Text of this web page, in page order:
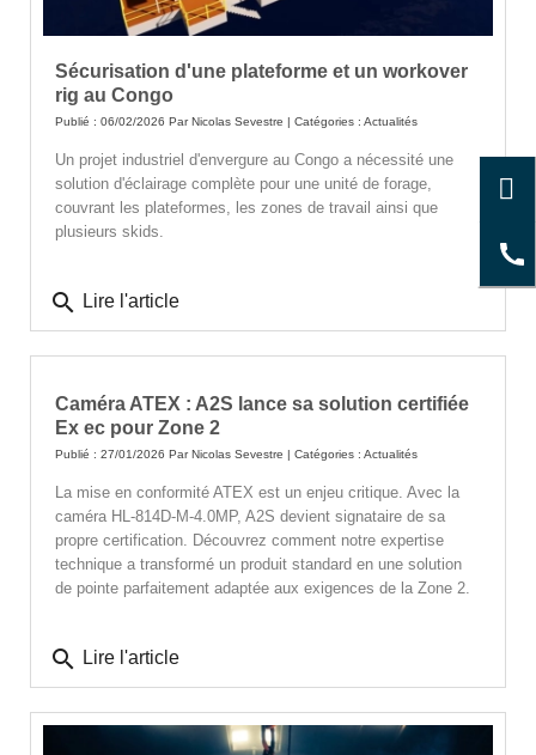
Sécurisation d'une plateforme et un workover
rig au Congo
Publié : 06/02/2026 ParNicolas Sevestre | Catégories : Actualités
Un projet industriel d'envergure au Congo a nécessité une
solution d'éclairage complète pour une unité de forage,
couvrant les plateformes, les zones de travail ainsi que
plusieurs skids.
search Lire l'article
Caméra ATEX : A2S lance sa solution certifiée
Ex ec pour Zone 2
Publié : 27/01/2026 ParNicolas Sevestre | Catégories : Actualités
La mise en conformité ATEX est un enjeu critique. Avec la
caméra HL-814D-M-4.0MP, A2S devient signataire de sa
propre certification. Découvrez comment notre expertise
technique a transformé un produit standard en une solution
de pointe parfaitement adaptée aux exigences de la Zone 2.
search Lire l'article